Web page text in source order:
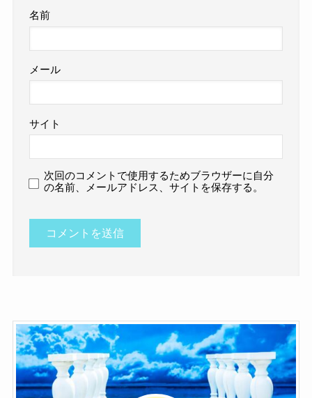
名前
メール
サイト
次回のコメントで使用するためブラウザーに自分
の名前、メールアドレス、サイトを保存する。